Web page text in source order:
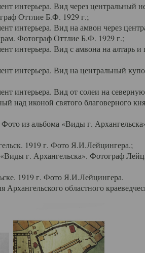
интерьера. Вид через центральный
Оттлие Б.Ф. 1929 г.;
интерьера. Вид на амвон через
Фотограф Оттлие Б.Ф. 1929 г.;
интерьера. Вид с амвона на алтарь и
интерьера. Вид на центральный
интерьера. Вид от солеи на
над иконой святого благоверного
из альбома «Виды г.
1919 г. Фото Я.И.Лейцингера.;
г. Архангельска». Фотограф
1919 г. Фото Я.И.Лейцингера.
областного